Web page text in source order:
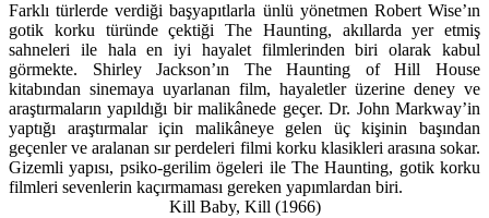
Farklı türlerde verdiği başyapıtlarla ünlü yönetmen Robert Wise’ın
gotik korku türünde çektiği The Haunting, akıllarda yer etmiş
sahneleri ile hala en iyi hayalet filmlerinden biri olarak kabul
görmekte. Shirley Jackson’ın The Haunting of Hill House
kitabından sinemaya uyarlanan film, hayaletler üzerine deney ve
araştırmaların yapıldığı bir malikânede geçer. Dr. John Markway’in
yaptığı araştırmalar için malikâneye gelen üç kişinin başından
geçenler ve aralanan sır perdeleri filmi korku klasikleri arasına sokar.
Gizemli yapısı, psiko-gerilim ögeleri ile The Haunting, gotik korku
filmleri sevenlerin kaçırmaması gereken yapımlardan biri.
Kill Baby, Kill (1966)